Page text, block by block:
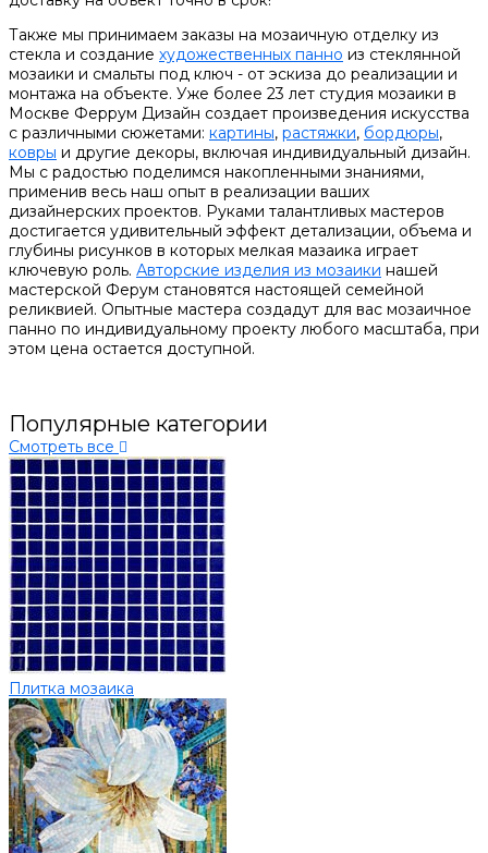
Также мы принимаем заказы на мозаичную отделку из
стекла и создание художественных панно из стеклянной
мозаики и смальты под ключ - от эскиза до реализации и
монтажа на объекте. Уже более 23 лет студия мозаики в
Москве Феррум Дизайн создает произведения искусства
с различными сюжетами: картины, растяжки, бордюры,
ковры и другие декоры, включая индивидуальный дизайн.
Мы с радостью поделимся накопленными знаниями,
применив весь наш опыт в реализации ваших
дизайнерских проектов. Руками талантливых мастеров
достигается удивительный эффект детализации, объема и
глубины рисунков в которых мелкая мазаика играет
ключевую роль. Авторские изделия из мозаики нашей
мастерской Ферум становятся настоящей семейной
реликвией. Опытные мастера создадут для вас мозаичное
панно по индивидуальному проекту любого масштаба, при
этом цена остается доступной.
Популярные категории
Смотреть все
Плитка мозаика